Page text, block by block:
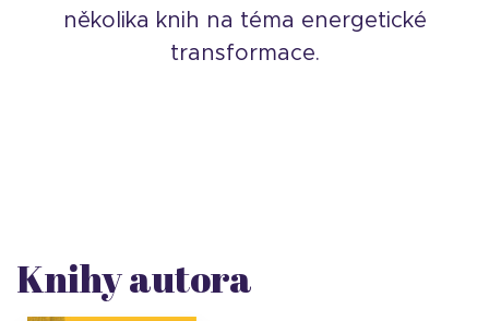
několika knih na téma energetické
transformace.
Knihy autora